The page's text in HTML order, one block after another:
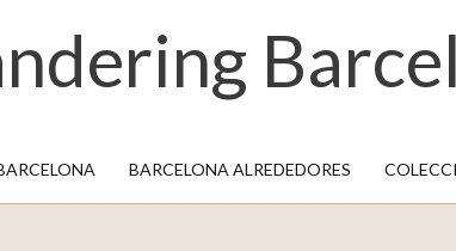
BARCELONA ALREDEDORES